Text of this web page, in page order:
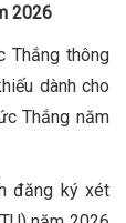
2026
Thắng thông
dành cho
Thắng năm
đăng ký xét